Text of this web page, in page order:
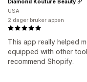
This app really helped
equipped with other
recommend Shopify.
Diamond Kouture Beauty
USA
2 dager bruker appen